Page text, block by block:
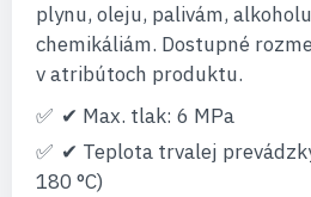
plynu, oleju, palivám,
chemikáliám. Dostupné
v atribútoch produktu.
✔ Max. tlak: 6 MPa
✔ Teplota trvalej
180 °C)